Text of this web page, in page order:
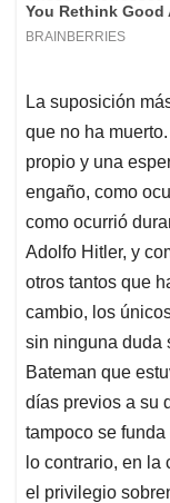
La suposición
que no ha
propio y una
engaño, como
como ocurrió
Adolfo Hitler, y
otros tantos que
cambio, los
sin ninguna duda
Bateman que
días previos a su
tampoco se
lo contrario, en la
el privilegio